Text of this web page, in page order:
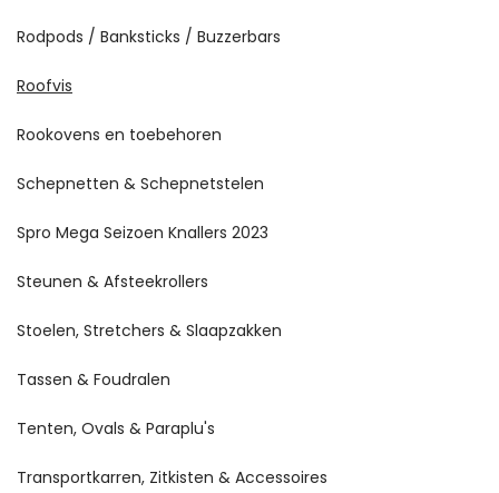
Rodpods / Banksticks / Buzzerbars
Roofvis
Rookovens en toebehoren
Schepnetten & Schepnetstelen
Spro Mega Seizoen Knallers 2023
Steunen & Afsteekrollers
Stoelen, Stretchers & Slaapzakken
Tassen & Foudralen
Tenten, Ovals & Paraplu's
Transportkarren, Zitkisten & Accessoires